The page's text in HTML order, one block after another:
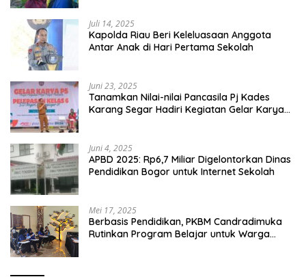
Juli 14, 2025
Kapolda Riau Beri Keleluasaan Anggota
Antar Anak di Hari Pertama Sekolah
Juni 23, 2025
Tanamkan Nilai-nilai Pancasila Pj Kades
Karang Segar Hadiri Kegiatan Gelar Karya
Juni 4, 2025
APBD 2025: Rp6,7 Miliar Digelontorkan Dinas
Pendidikan Bogor untuk Internet Sekolah
Mei 17, 2025
Berbasis Pendidikan, PKBM Candradimuka
Rutinkan Program Belajar untuk Warga